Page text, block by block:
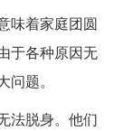
味着家庭团圆
于各种原因无
题。
法脱身。他们